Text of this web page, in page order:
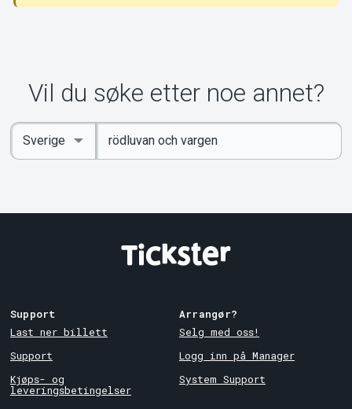
Vil du søke etter noe annet?
Angi
nøkkelord
Select
Country
Support
Last ner billett
Support
Kjøps- og
leveringsbetingelser
Arrangør?
Selg med oss!
Logg inn på Manager
System Support